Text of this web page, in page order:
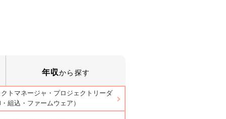
年収から探す
トマネージャ・プロジェクトリーダ
組込・ファームウェア）